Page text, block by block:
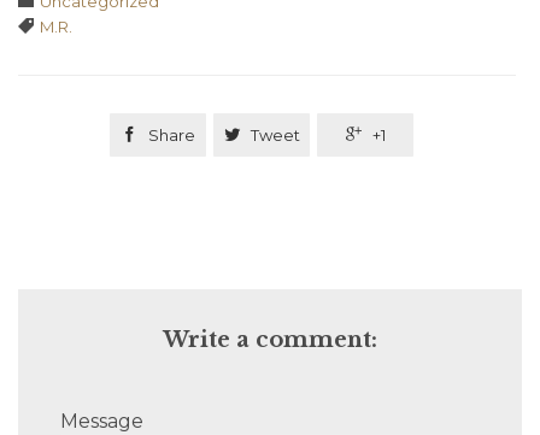
 Tags
M.R.
 Share  Tweet  +1
Write a comment:
Message